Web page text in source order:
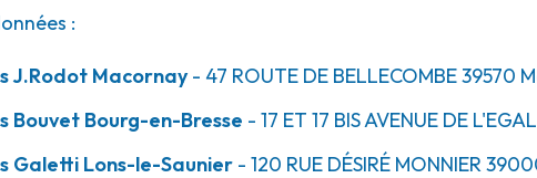
:
J.Rodot Macornay- 47 ROUTE DE BELLECOMBE39570
Bouvet Bourg-en-Bresse - 17 ET 17 BIS AVENUE DE
Galetti Lons-le-Saunier - 120 RUE DÉSIRÉ MONNIER